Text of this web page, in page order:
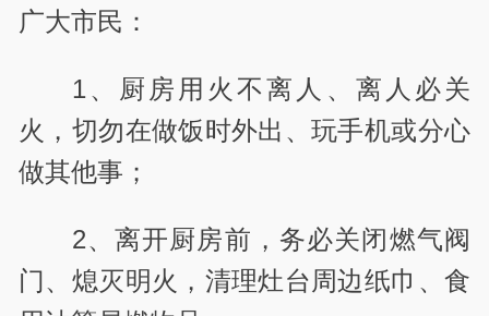
广大市民：
1、厨房用火不离人、离人必关
火，切勿在做饭时外出、玩手机或分心
做其他事；
2、离开厨房前，务必关闭燃气阀
门、熄灭明火，清理灶台周边纸巾、食